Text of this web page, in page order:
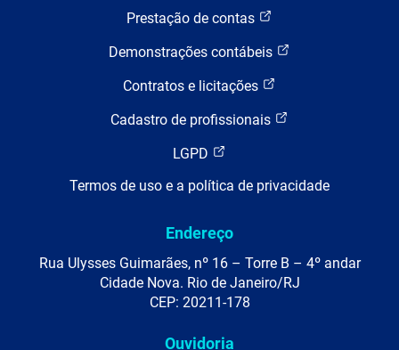
Prestação de contas
Demonstrações contábeis
Contratos e licitações
Cadastro de profissionais
LGPD
Termos de uso e a política de privacidade
Endereço
Rua Ulysses Guimarães, nº 16 – Torre B – 4º andar
Cidade Nova. Rio de Janeiro/RJ
CEP: 20211-178
Ouvidoria